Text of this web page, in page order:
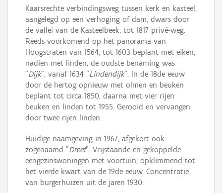
Hergebruik
Aanmelden
Kaarsrechte verbindingsweg tussen kerk en kasteel,
aangelegd op een verhoging of dam, dwars door
de vallei van de Kasteelbeek; tot 1817 privé-weg.
Reeds voorkomend op het panorama van
Hoogstraten van 1564, tot 1603 beplant met eiken,
nadien met linden; de oudste benaming was
"Dijk", vanaf 1634 "Lindendijk". In de 18de eeuw
door de hertog opnieuw met olmen en beuken
beplant tot circa 1850, daarna met vier rijen
beuken en linden tot 1955. Gerooid en vervangen
door twee rijen linden.
Huidige naamgeving in 1967, afgekort ook
zogenaamd "Dreef". Vrijstaande en gekoppelde
eengezinswoningen met voortuin, opklimmend tot
het vierde kwart van de 19de eeuw. Concentratie
van burgerhuizen uit de jaren 1930.